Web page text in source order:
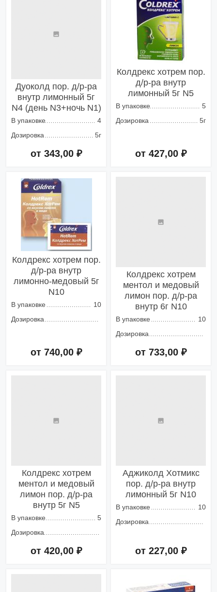
Дуоколд пор. д/р-ра
внутр лимонный 5г
N4 (день N3+ночь N1)
В упаковке
4
Дозировка
5г
от 343,00 ₽
Колдрекс хотрем пор.
д/р-ра внутр
лимонный 5г N5
В упаковке
5
Дозировка
5г
от 427,00 ₽
Колдрекс хотрем пор.
д/р-ра внутр
лимонно-медовый 5г
N10
В упаковке
10
Дозировка
от 740,00 ₽
Колдрекс хотрем
ментол и медовый
лимон пор. д/р-ра
внутр 6г N10
В упаковке
10
Дозировка
от 733,00 ₽
Колдрекс хотрем
ментол и медовый
лимон пор. д/р-ра
внутр 5г N5
В упаковке
5
Дозировка
от 420,00 ₽
Аджиколд Хотмикс
пор. д/р-ра внутр
лимонный 5г N10
В упаковке
10
Дозировка
от 227,00 ₽